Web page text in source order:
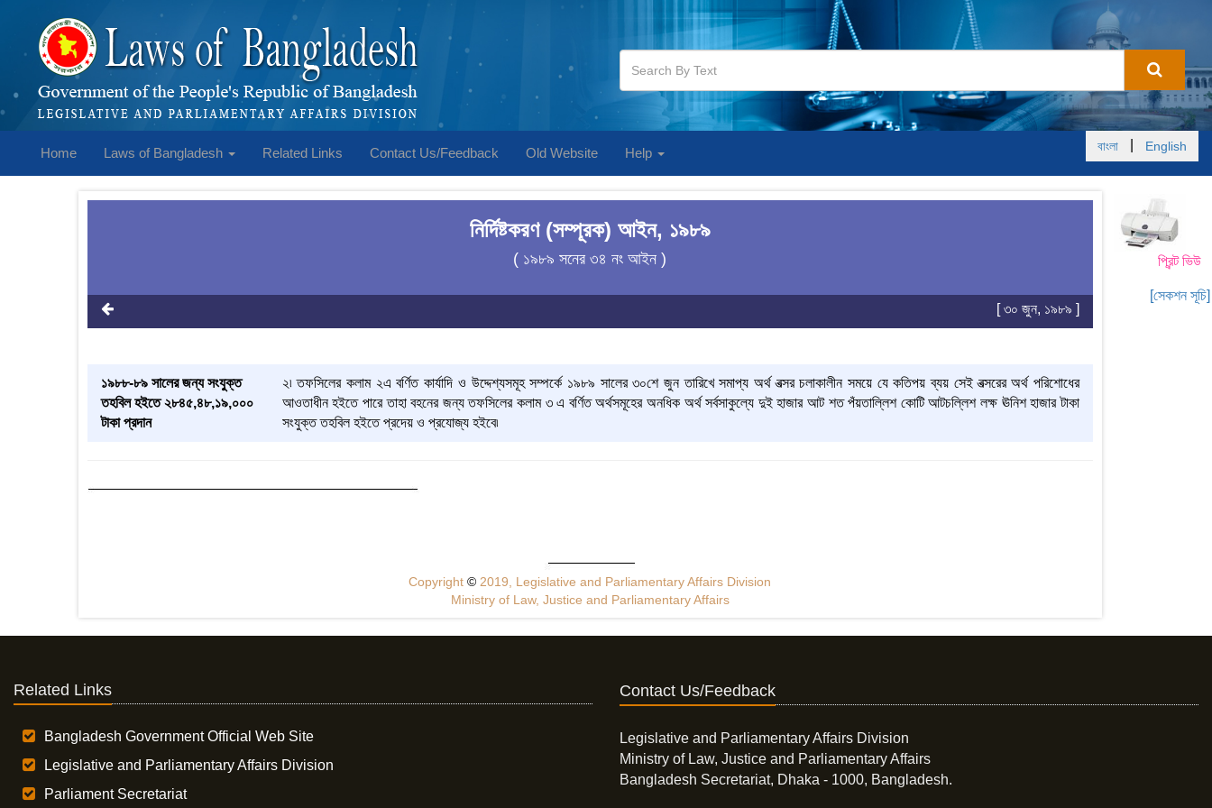
Home Laws of Bangladesh Related Links Contact Us/Feedback Old Website Help বাংলা English
প্রিন্ট ভিউ
[সেকশন সূচি]
নির্দিষ্টকরণ (সম্পূরক) আইন, ১৯৮৯
( ১৯৮৯ সনের ৩৪ নং আইন )
[ ৩০ জুন, ১৯৮৯ ]
১৯৮৮-৮৯ সালের জন্য সংযুক্ত
তহবিল হইতে ২৮৪৫,৪৮,১৯,০০০
টাকা প্রদান
২৷ তফসিলের কলাম ২এ বর্ণিত কার্যাদি ও উদ্দেশ্যসমূহ সম্পর্কে ১৯৮৯ সালের ৩০শে জুন তারিখে সমাপ্য অর্থ বত্সর চলাকালীন সময়ে যে কতিপয় ব্যয় সেই বত্সরের অর্থ পরিশোধের
আওতাধীন হইতে পারে তাহা বহনের জন্য তফসিলের কলাম ৩ এ বর্ণিত অর্থসমূহের অনধিক অর্থ সর্বসাকুল্যে দুই হাজার আট শত পঁয়তাল্লিশ কোটি আটচল্লিশ লক্ষ ঊনিশ হাজার টাকা
সংযুক্ত তহবিল হইতে প্রদেয় ও প্রযোজ্য হইবে৷
Copyright© 2019, Legislative and Parliamentary Affairs Division
Ministry of Law, Justice and Parliamentary Affairs
Related Links
Bangladesh Government Official Web Site
Legislative and Parliamentary Affairs Division
Parliament Secretariat
Contact Us/Feedback
Legislative and Parliamentary Affairs Division
Ministry of Law, Justice and Parliamentary Affairs
Bangladesh Secretariat, Dhaka - 1000, Bangladesh.